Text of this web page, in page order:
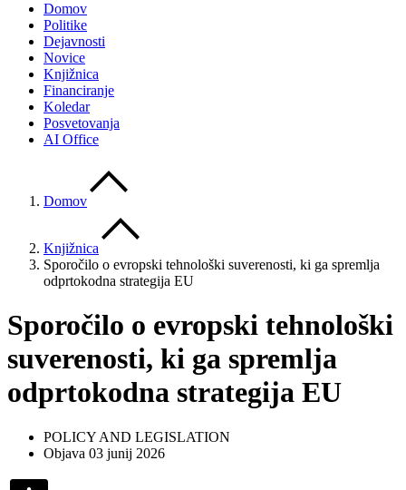
Domov
Politike
Dejavnosti
Novice
Knjižnica
Financiranje
Koledar
Posvetovanja
AI Office
Domov
Knjižnica
Sporočilo o evropski tehnološki suverenosti, ki ga spremlja
odprtokodna strategija EU
Sporočilo o evropski tehnološki
suverenosti, ki ga spremlja
odprtokodna strategija EU
POLICY AND LEGISLATION
Objava 03 junij 2026